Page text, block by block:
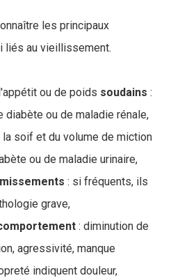
les principaux
liés au vieillissement.
ou de poids soudains :
diabète ou de maladie rénale,
la soif et du volume de miction
ou de maladie urinaire,
: si fréquents, ils
grave,
: diminution de
agressivité, manque
indiquent douleur,